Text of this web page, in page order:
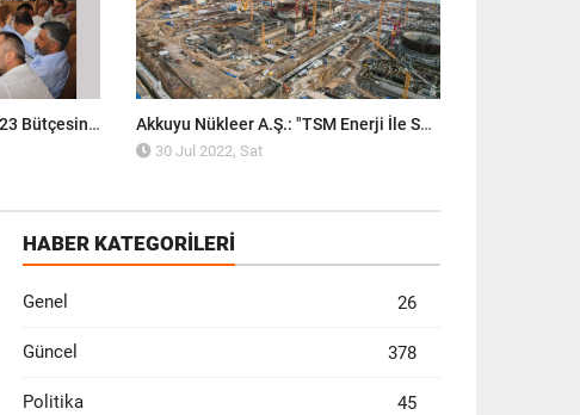
Silifke Belediye Meclisi, 2023 Bütçesini Onayladı! Akkuyu Nükleer A.Ş.: "TSM Enerji İle Sözleşme İmzalandı"
30 Jul 2022, Sat
HABER KATEGORİLERİ
Genel 26
Güncel 378
Politika 45